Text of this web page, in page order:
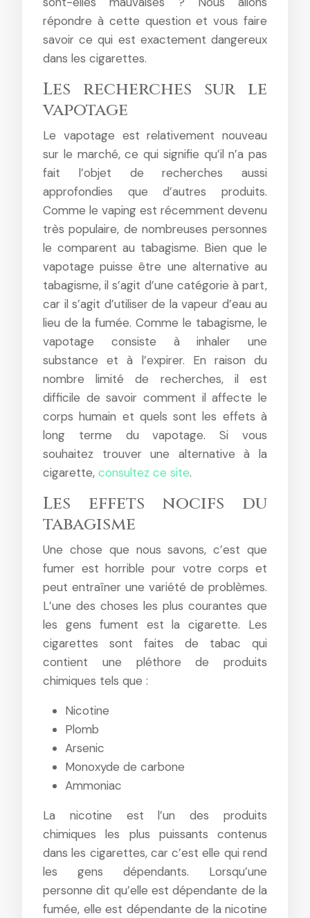
répondre à cette question et vous faire
savoir ce qui est exactement dangereux
dans les cigarettes.
Les recherches sur le
vapotage
Le vapotage est relativement nouveau
sur le marché, ce qui signifie qu’il n’a pas
fait l’objet de recherches aussi
approfondies que d’autres produits.
Comme le vaping est récemment devenu
très populaire, de nombreuses personnes
le comparent au tabagisme. Bien que le
vapotage puisse être une alternative au
tabagisme, il s’agit d’une catégorie à part,
car il s’agit d’utiliser de la vapeur d’eau au
lieu de la fumée. Comme le tabagisme, le
vapotage consiste à inhaler une
substance et à l’expirer. En raison du
nombre limité de recherches, il est
difficile de savoir comment il affecte le
corps humain et quels sont les effets à
long terme du vapotage. Si vous
souhaitez trouver une alternative à la
cigarette, consultez ce site.
Les effets nocifs du
tabagisme
Une chose que nous savons, c’est que
fumer est horrible pour votre corps et
peut entraîner une variété de problèmes.
L’une des choses les plus courantes que
les gens fument est la cigarette. Les
cigarettes sont faites de tabac qui
contient une pléthore de produits
chimiques tels que :
Nicotine
Plomb
Arsenic
Monoxyde de carbone
Ammoniac
La nicotine est l’un des produits
chimiques les plus puissants contenus
dans les cigarettes, car c’est elle qui rend
les gens dépendants. Lorsqu’une
personne dit qu’elle est dépendante de la
fumée, elle est dépendante de la nicotine